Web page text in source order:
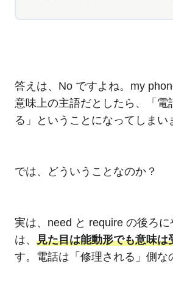
答えは、No ですよね。my
意味上の主語だとしたら、「電
る」ということになってしまい
では、どういうことなのか？
実は、need と require の後ろに
は、 見た目は能動形でも意味は
す。電話は「修理される」側な